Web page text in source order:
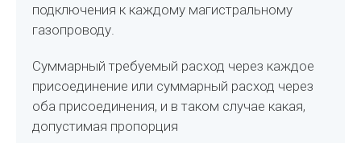
подключения к каждому магистральному
газопроводу.
Суммарный требуемый расход через каждое
присоединение или суммарный расход через
оба присоединения, и в таком случае какая,
допустимая пропорция